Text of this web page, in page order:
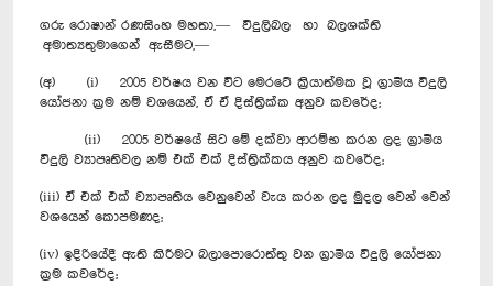
ගරු රොෂාන් රණසිංහ මහතා,— විදුලිබල හා බලශක්ති
අමාත්‍යතුමාගෙන් ඇසීමට,—
(අ) (i) 2005 වර්ෂය වන විට මෙරටේ ක්‍රියාත්මක වූ ග්‍රාමීය විදුලි
යෝජනා ක්‍රම නම් වශයෙන්, ඒ ඒ දිස්ත්‍රික්ක අනුව කවරේද;
(ii) 2005 වර්ෂයේ සිට මේ දක්වා ආරම්භ කරන ලද ග්‍රාමීය
විදුලි ව්‍යාපෘතිවල නම් එක් එක් දිස්ත්‍රික්කය අනුව කවරේද;
(iii) ඒ එක් එක් ව්‍යාපෘතිය වෙනුවෙන් වැය කරන ලද මුදල වෙන් වෙන්
වශයෙන් කොපමණද;
(iv) ඉදිරියේදී ඇති කිරීමට බලාපොරොත්තු වන ග්‍රාමීය විදුලි යෝජනා
ක්‍රම කවරේද;